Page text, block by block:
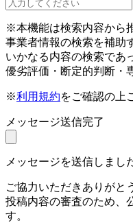
※本機能は検索内容から
事業者情報の検索を補助
いかなる内容の検索であ
優劣評価・断定的判断・
※利用規約をご確認の上
メッセージ送信完了
メッセージを送信しまし
ご協力いただきありがと
投稿内容の審査のため、
す。